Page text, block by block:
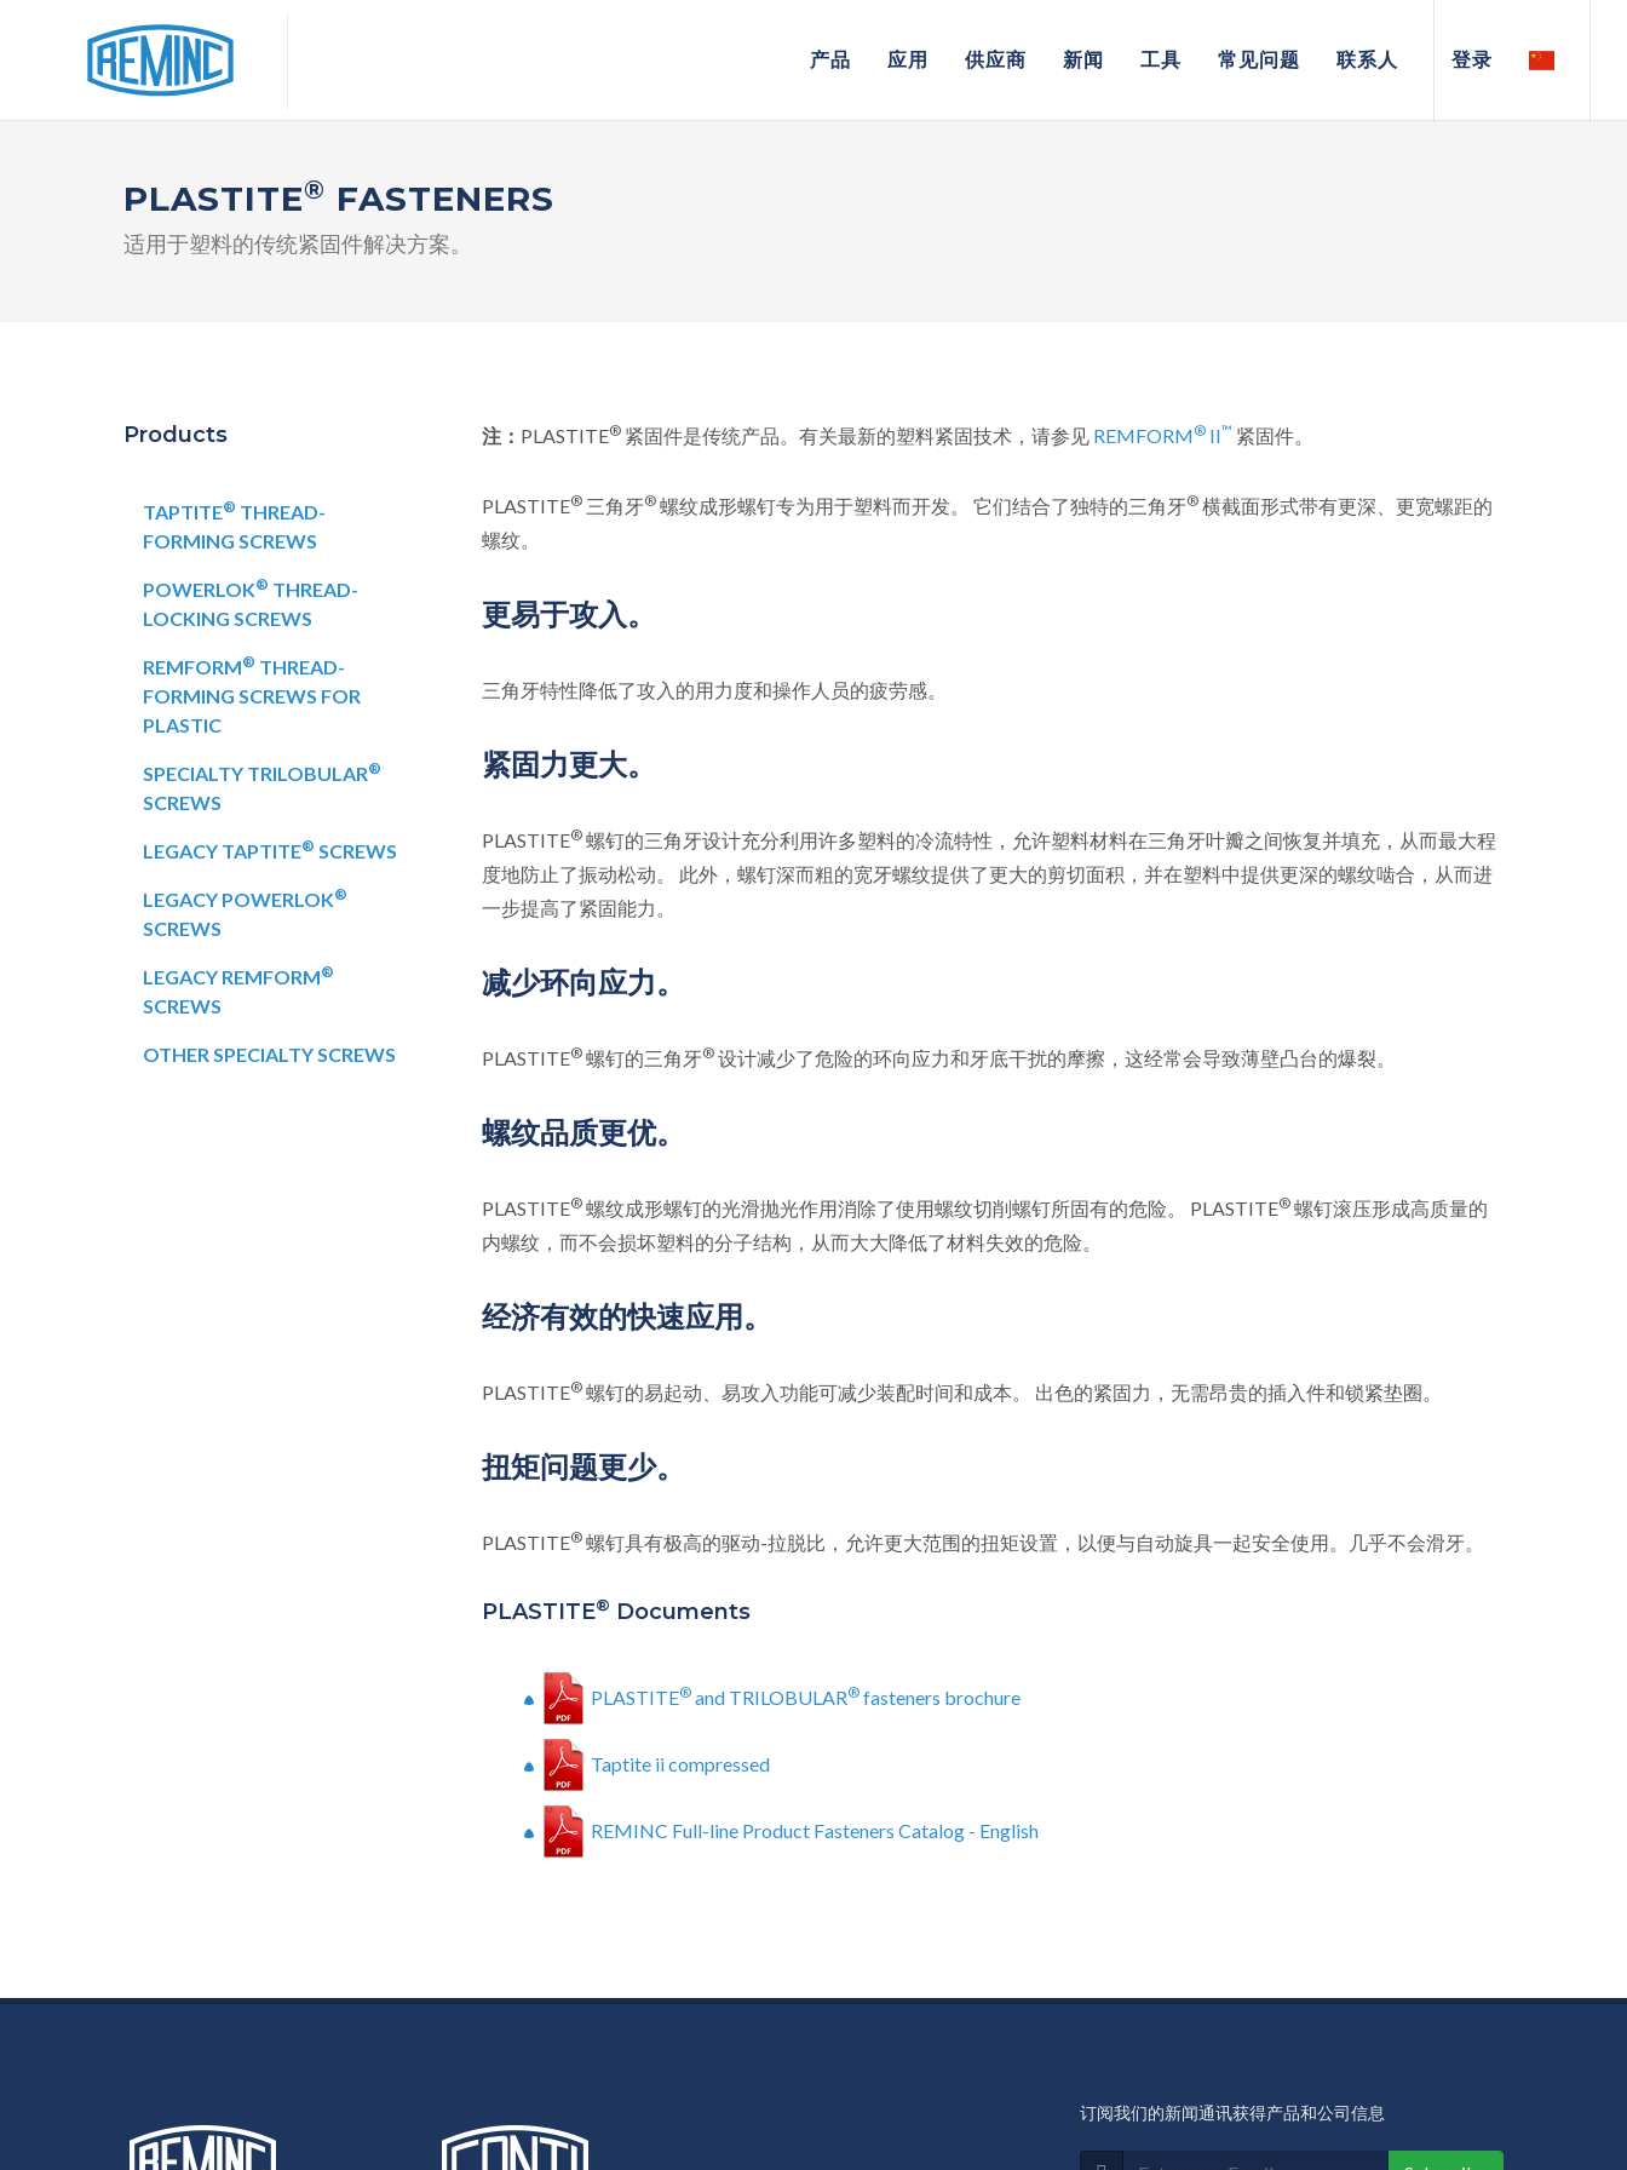
产品 应用 供应商 新闻 工具 常见问题 联系人 登录
PLASTITE® FASTENERS
适用于塑料的传统紧固件解决方案。
注： PLASTITE® 紧固件是传统产品。有关最新的塑料紧固技术，请参见 REMFORM® II™ 紧固件。
PLASTITE® 三角牙® 螺纹成形螺钉专为用于塑料而开发。 它们结合了独特的三角牙® 横截面形式带有更深、更宽螺距的
螺纹。
更易于攻入。
三角牙特性降低了攻入的用力度和操作人员的疲劳感。
紧固力更大。
PLASTITE® 螺钉的三角牙设计充分利用许多塑料的冷流特性，允许塑料材料在三角牙叶瓣之间恢复并填充，从而最大程
度地防止了振动松动。 此外，螺钉深而粗的宽牙螺纹提供了更大的剪切面积，并在塑料中提供更深的螺纹啮合，从而进
一步提高了紧固能力。
减少环向应力。
PLASTITE® 螺钉的三角牙® 设计减少了危险的环向应力和牙底干扰的摩擦，这经常会导致薄壁凸台的爆裂。
螺纹品质更优。
PLASTITE® 螺纹成形螺钉的光滑抛光作用消除了使用螺纹切削螺钉所固有的危险。 PLASTITE® 螺钉滚压形成高质量的
内螺纹，而不会损坏塑料的分子结构，从而大大降低了材料失效的危险。
经济有效的快速应用。
PLASTITE® 螺钉的易起动、易攻入功能可减少装配时间和成本。 出色的紧固力，无需昂贵的插入件和锁紧垫圈。
扭矩问题更少。
PLASTITE® 螺钉具有极高的驱动-拉脱比，允许更大范围的扭矩设置，以便与自动旋具一起安全使用。几乎不会滑牙。
PLASTITE® Documents
PLASTITE® and TRILOBULAR® fasteners brochure
Taptite ii compressed
REMINC Full-line Product Fasteners Catalog - English
Products
TAPTITE® THREAD-
FORMING SCREWS
POWERLOK® THREAD-
LOCKING SCREWS
REMFORM® THREAD-
FORMING SCREWS FOR
PLASTIC
SPECIALTY TRILOBULAR®
SCREWS
LEGACY TAPTITE® SCREWS
LEGACY POWERLOK®
SCREWS
LEGACY REMFORM®
SCREWS
OTHER SPECIALTY SCREWS
订阅我们的新闻通讯获得产品和公司信息